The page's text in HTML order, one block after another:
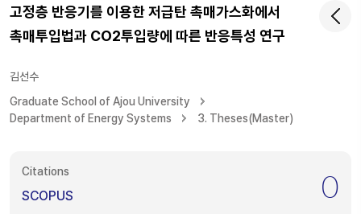
고정층 반응기를 이용한 저급탄 촉매가스화에서
촉매투입법과 CO2투입량에 따른 반응특성 연구
김선수
Graduate School of Ajou University
Department of Energy Systems
3. Theses(Master)
Citations
SCOPUS 0